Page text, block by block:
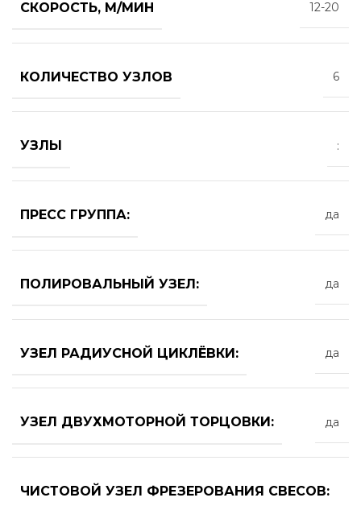
СКОРОСТЬ, М/МИН 12-20
КОЛИЧЕСТВО УЗЛОВ 6
УЗЛЫ :
ПРЕСС ГРУППА: да
ПОЛИРОВАЛЬНЫЙ УЗЕЛ: да
УЗЕЛ РАДИУСНОЙ ЦИКЛЁВКИ: да
УЗЕЛ ДВУХМОТОРНОЙ ТОРЦОВКИ: да
ЧИСТОВОЙ УЗЕЛ ФРЕЗЕРОВАНИЯ СВЕСОВ: